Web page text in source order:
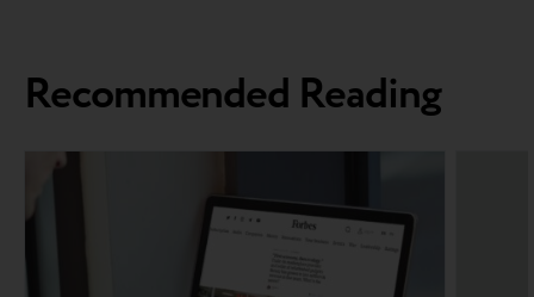
Recommended Reading